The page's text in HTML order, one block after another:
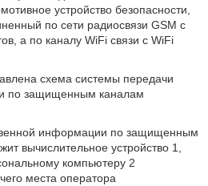
устройство безопасности,
по сети радиосвязи GSM с
а по каналу WiFi связи с WiFi
схема системы передачи
по защищенным каналам
информации по защищенным
вычислительное устройство 1,
компьютеру 2
места оператора